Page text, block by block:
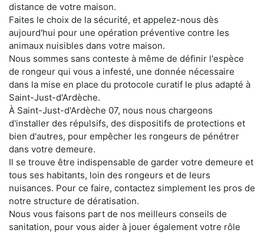
distance de votre maison.
Faites le choix de la sécurité, et appelez-nous dès
aujourd'hui pour une opération préventive contre les
animaux nuisibles dans votre maison.
Nous sommes sans conteste à même de définir l'espèce
de rongeur qui vous a infesté, une donnée nécessaire
dans la mise en place du protocole curatif le plus adapté à
Saint-Just-d'Ardèche.
À Saint-Just-d'Ardèche 07, nous nous chargeons
d'installer des répulsifs, des dispositifs de protections et
bien d'autres, pour empêcher les rongeurs de pénétrer
dans votre demeure.
Il se trouve être indispensable de garder votre demeure et
tous ses habitants, loin des rongeurs et de leurs
nuisances. Pour ce faire, contactez simplement les pros de
notre structure de dératisation.
Nous vous faisons part de nos meilleurs conseils de
sanitation, pour vous aider à jouer également votre rôle